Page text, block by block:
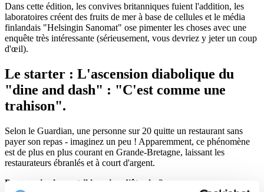
Dans cette édition, les convives britanniques fuient l'addition, les
laboratoires créent des fruits de mer à base de cellules et le média
finlandais "Helsingin Sanomat" ose pimenter les choses avec une
enquête très intéressante (sérieusement, vous devriez y jeter un coup
d'œil).
Le starter : L'ascension diabolique du
"dine and dash" : "C'est comme une
trahison".
Selon le Guardian, une personne sur 20 quitte un restaurant sans
payer son repas - imaginez un peu ! Apparemment, ce phénomène
est de plus en plus courant en Grande-Bretagne, laissant les
restaurateurs ébranlés et à court d'argent.
Pourquoi cela vaut-il la peine d'être lu ?